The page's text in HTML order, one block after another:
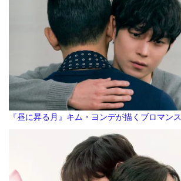
『昼に昇る月』キム・ヨンデが描くブロマンス